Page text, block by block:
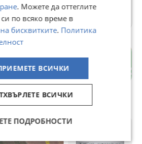
на https://focusltd2020.imot.bg
за теб
. Можете да оттеглите
си по всяко време в
бисквитките. Политика
ВСИЧКИ
ВСИЧКИ
ПОДРОБНОСТИ